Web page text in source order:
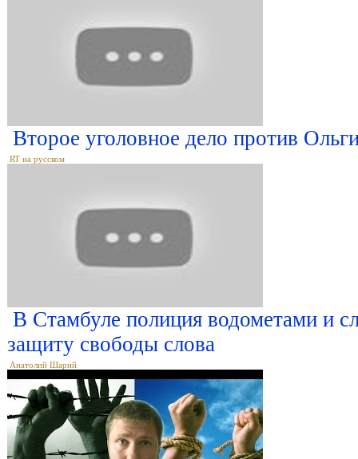
Второе уголовное дело против
RT на русском
В Стамбуле полиция водометами и
защиту свободы слова
Анатолий Шарий